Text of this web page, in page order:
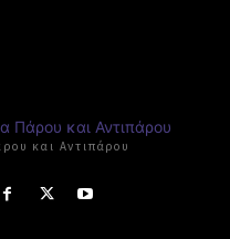
και Αντιπάρου